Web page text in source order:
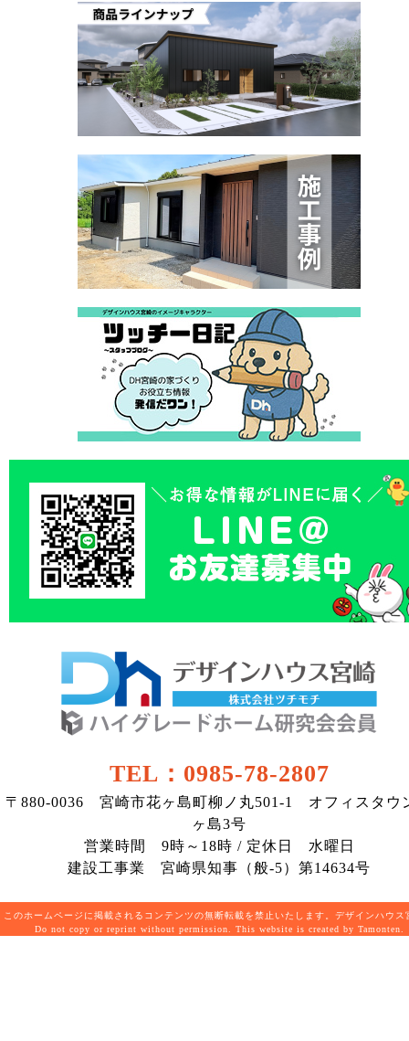
TEL：0985-78-2807
〒880-0036 宮崎市花ヶ島町柳ノ丸501-1 オフィスタウ
ヶ島3号
営業時間 9時～18時 / 定休日 水曜日
建設工事業 宮崎県知事（般-5）第14634号
このホームページに掲載されるコンテンツの無断転載を禁止いたします。デザインハウ
Do not copy or reprint without permission. This website is created by Tamonten.